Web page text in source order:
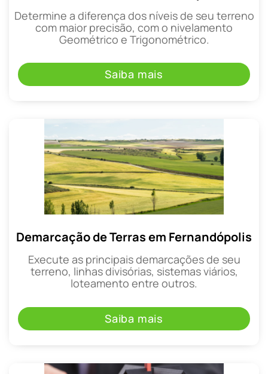
Determine a diferença dos níveis de seu terreno
com maior precisão, com o nivelamento
Geométrico e Trigonométrico.
Saiba mais
Demarcação de Terras em Fernandópolis
Execute as principais demarcações de seu
terreno, linhas divisórias, sistemas viários,
loteamento entre outros.
Saiba mais